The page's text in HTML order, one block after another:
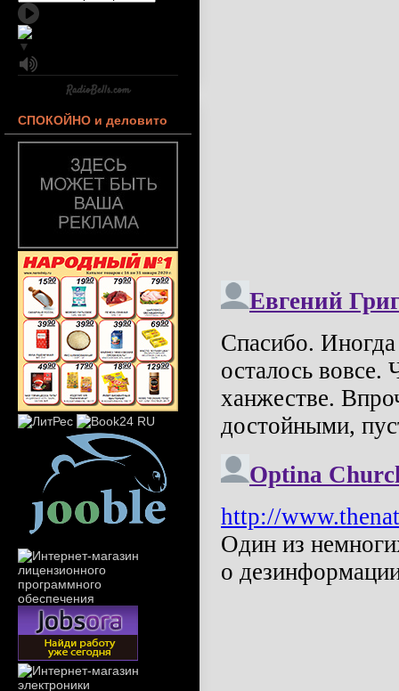
▼
СПОКОЙНО и деловито